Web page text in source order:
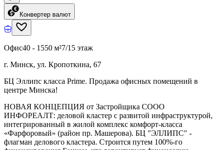
Конвертер валют
Офис40 - 1550 м²7/15 этаж
г. Минск, ул. Кропоткина, 67
БЦ Эллипс класса Prime. Продажа офисных помещений в
центре Минска!
НОВАЯ КОНЦЕПЦИЯ от Застройщика СООО
ИНФОРЕАЛТ: деловой кластер с развитой инфраструктурой,
интегрированный в жилой комплекс комфорт-класса
«Фарфоровый» (район пр. Машерова). БЦ "ЭЛЛИПС" -
флагман делового кластера. Строится путем 100%-го